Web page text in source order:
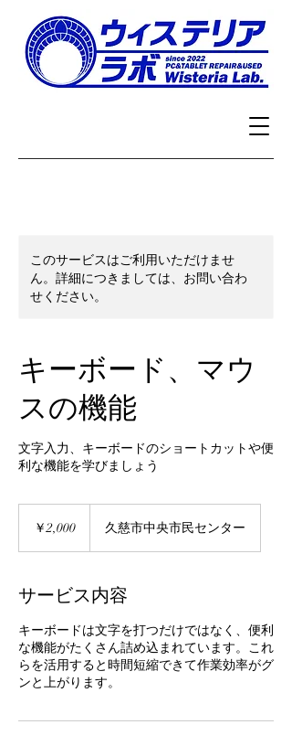
このサービスはご利用いただけませ
ん。詳細につきましては、お問い合わ
せください。
キーボード、マウ
スの機能
文字入力、キーボードのショートカットや便
利な機能を学びましょう
￥2,000 久慈市中央市民センター
サービス内容
キーボードは文字を打つだけではなく、便利
な機能がたくさん詰め込まれています。これ
らを活用すると時間短縮できて作業効率がグ
ンと上がります。